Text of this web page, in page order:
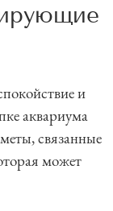
и
аквариума
связанные
может